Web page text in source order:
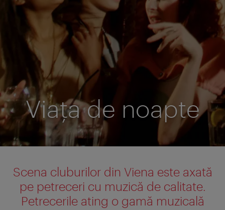
Viaţa de noapte
Scena cluburilor din Viena este axată
pe petreceri cu muzică de calitate.
Petrecerile ating o gamă muzicală